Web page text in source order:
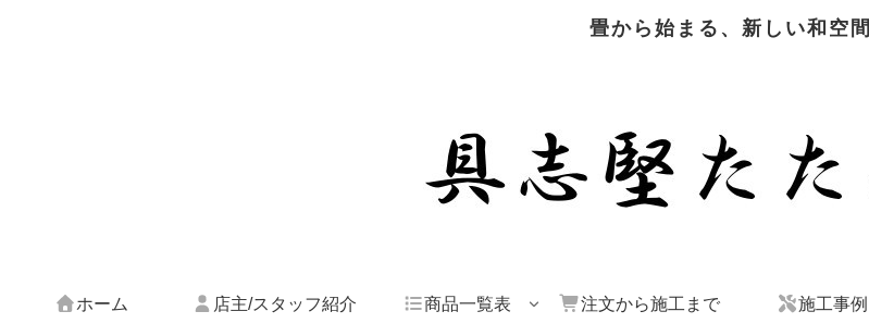
畳から始まる、新しい和空間
ホーム 店主/スタッフ紹介 商品一覧表 注文から施工まで 施工事例